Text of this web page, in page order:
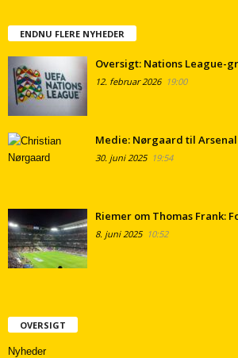
ENDNU FLERE NYHEDER
Oversigt: Nations League-
12. februar 202619:00
Medie: Nørgaard til
30. juni 202519:54
Riemer om Thomas Frank:
8. juni 202510:52
OVERSIGT
Nyheder